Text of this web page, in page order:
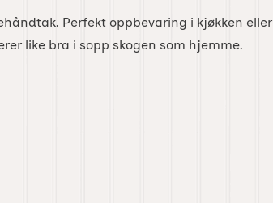
Perfekt oppbevaring i kjøkken eller
like bra i sopp skogen som hjemme.